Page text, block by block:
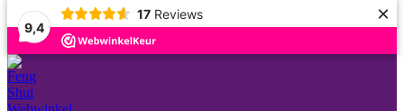
9,4
17 Reviews ×